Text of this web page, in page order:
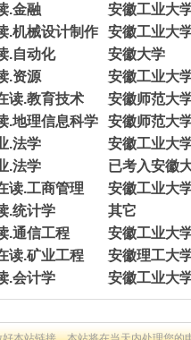
.金融 安徽工业大
.机械设计制作 安徽工业大
.自动化 安徽大学
.资源 安徽工业大
读.教育技术 安徽师范大
.地理信息科学 安徽师范大
.法学 安徽工业大
.法学 已考入安徽
读.工商管理 安徽工业大
.统计学 其它
.通信工程 安徽工业大
读.矿业工程 安徽理工大
.会计学 安徽工业大